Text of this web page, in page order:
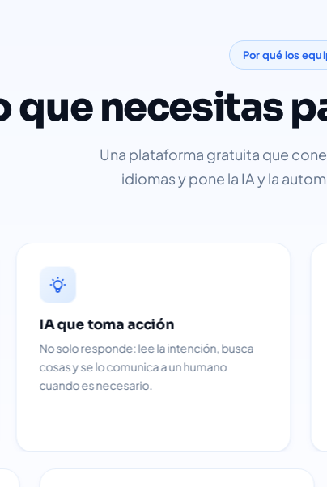
Por qué los
que necesitas
Una plataforma gratuita que
idiomas y pone la IA y la
acción
lee la intención, busca
comunica a un humano
Sin límites
Maneje 100 o
mes: la